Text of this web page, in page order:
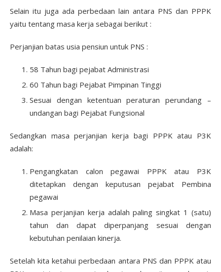
Selain itu juga ada perbedaan lain antara PNS dan PPPK
yaitu tentang masa kerja sebagai berikut :
Perjanjian batas usia pensiun untuk PNS :
58 Tahun bagi pejabat Administrasi
60 Tahun bagi Pejabat Pimpinan Tinggi
Sesuai dengan ketentuan peraturan perundang –
undangan bagi Pejabat Fungsional
Sedangkan masa perjanjian kerja bagi PPPK atau P3K
adalah:
Pengangkatan calon pegawai PPPK atau P3K
ditetapkan dengan keputusan pejabat Pembina
pegawai
Masa perjanjian kerja adalah paling singkat 1 (satu)
tahun dan dapat diperpanjang sesuai dengan
kebutuhan penilaian kinerja.
Setelah kita ketahui perbedaan antara PNS dan PPPK atau